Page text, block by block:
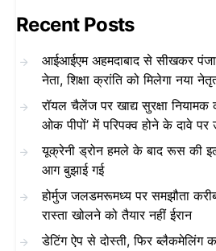
Recent Posts
आईआईएम अहमदाबाद से सीखकर
नेता, शिक्षा क्रांति को मिलेगा नया
रॉयल चैलेंज पर खाद्य सुरक्षा नियामक
ओक पीपों’ में परिपक्व होने के दावे
यूक्रेनी ड्रोन हमले के बाद रूस की
आग बुझाई गई
होर्मुज जलडमरूमध्य पर समझौता
रास्ता खोलने को तैयार नहीं ईरान
डेटिंग ऐप से दोस्ती, फिर ब्लैकमेलिंग